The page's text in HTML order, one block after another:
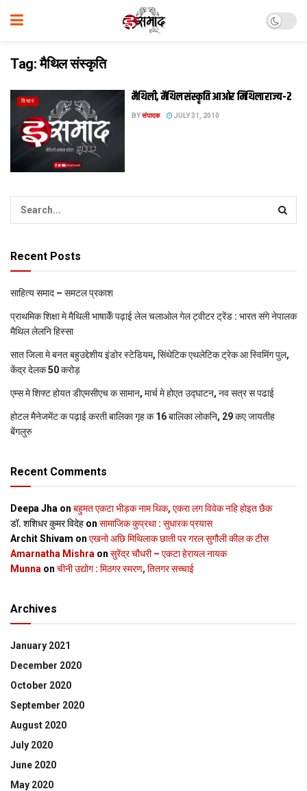
Tag:मैथिल संस्कृति
विचार मैथिली, मैथिल संस्कृति आओर मिथिला राज्य-2
BYसंपादक JULY 31, 2010
Recent Posts
साहित्य समाद – समटल प्रकाश
प्राथमिक शि‍क्षा मे मैथि‍ली भाषाकेँ पढ़ाई लेल चलाओल गेल ट्वीटर ट्रेंड : भारत संगे नेपालक
मैथिल लेलनि हिस्सा
सात जिला मे बनत बहुउद्देशीय इंडोर स्‍टेडि‍यम, सिंथेटिक एथलेटिक ट्रेक आ स्विमिंग पुल,
केंद्र देलक 50 करोड़
एम्स मे शिफ्ट होयत डीएमसीएच क सामान, मार्च मे होएत उद्घाटन, नव सत्र स पढाई
होटल मैनेजमेंट क पढ़ाई करती बालिका गृह क 16 बालिका लोकनि, 29 कए जायतीह
बेंगलुरु
Recent Comments
Deepa Jha on बहुमत एकटा भीड़क नाम थिक, एकरा लग विवेक नहि होइत छैक
डॉ. शशिधर कुमर विदेह on सामाजिक कुप्रथा : सुधारक प्रयास
Archit Shivam on एखनो अछि मिथिलाक छाती पर गरल सुगौली कील क टीस
Amarnatha Mishra on सुरेंद्र चौधरी – एकटा हेरायल नायक
Munna on चीनी उद्योग : मिठगर स्‍मरण, तितगर सच्‍चाई
Archives
January 2021
December 2020
October 2020
September 2020
August 2020
July 2020
June 2020
May 2020